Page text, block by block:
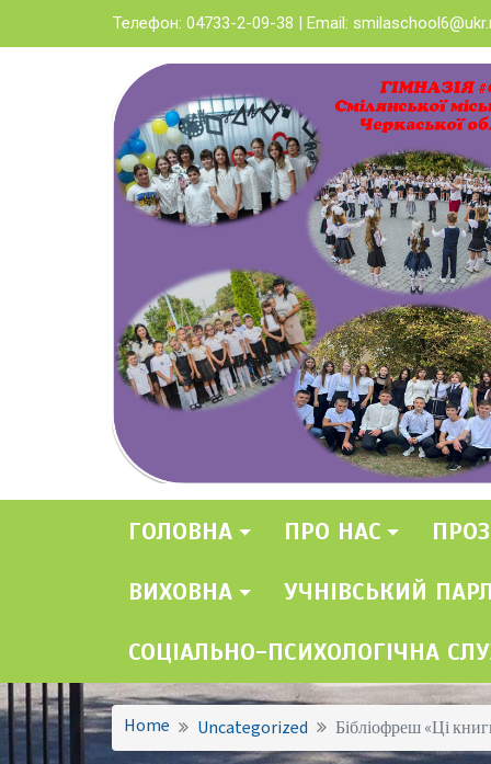
to
Телефон: 04733-2-09-38 | Email:
ГОЛОВНА ПРО НАС
ВИХОВНА УЧНІВСЬКИЙ
СОЦІАЛЬНО-ПСИХОЛОГІЧНА
Home Uncategorized Бібліофреш «Ці